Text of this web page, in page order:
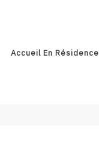
Accueil En Résidence